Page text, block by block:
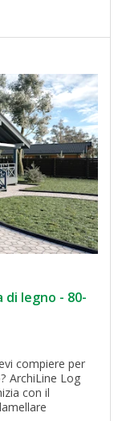
legno - 80-
compiere per
ArchiLine Log
con il